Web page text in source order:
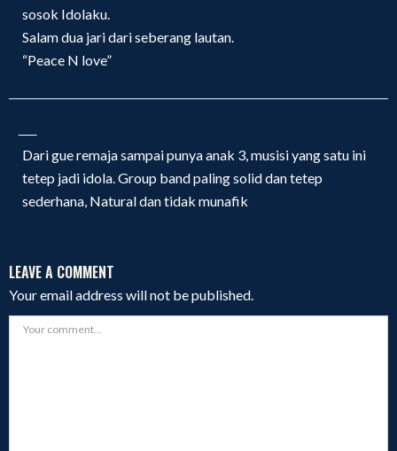
sosok Idolaku.
Salam dua jari dari seberang lautan.
“Peace N love”
Dari gue remaja sampai punya anak 3, musisi yang satu ini
tetep jadi idola. Group band paling solid dan tetep
sederhana, Natural dan tidak munafik
LEAVE A COMMENT
Your email address will not be published.